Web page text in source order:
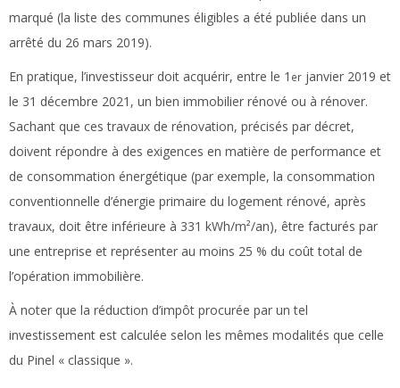
marqué (la liste des communes éligibles a été publiée dans un
arrêté du 26 mars 2019).
En pratique, l’investisseur doit acquérir, entre le 1 er janvier 2019 et
le 31 décembre 2021, un bien immobilier rénové ou à rénover.
Sachant que ces travaux de rénovation, précisés par décret,
doivent répondre à des exigences en matière de performance et
de consommation énergétique (par exemple, la consommation
conventionnelle d’énergie primaire du logement rénové, après
travaux, doit être inférieure à 331 kWh/m²/an), être facturés par
une entreprise et représenter au moins 25 % du coût total de
l’opération immobilière.
À noter que la réduction d’impôt procurée par un tel
investissement est calculée selon les mêmes modalités que celle
du Pinel « classique ».